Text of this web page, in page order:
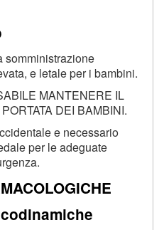
somministrazione
e letale per i bambini.
MANTENERE IL
DEI BAMBINI.
e necessario
per le adeguate